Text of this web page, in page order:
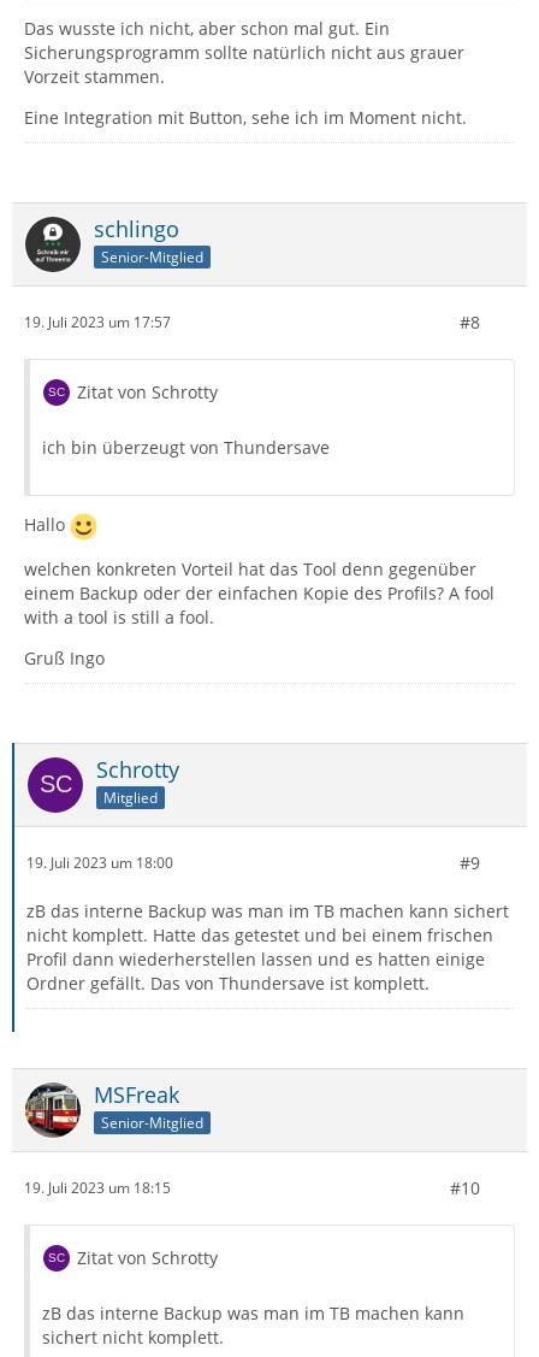
Das wusste ich nicht, aber schon mal gut. Ein
Sicherungsprogramm sollte natürlich nicht aus grauer
Vorzeit stammen.
Eine Integration mit Button, sehe ich im Moment nicht.
schlingo
Senior-Mitglied
19. Juli 2023 um 17:57 #8
Zitat von Schrotty
ich bin überzeugt von Thundersave
Hallo
welchen konkreten Vorteil hat das Tool denn gegenüber
einem Backup oder der einfachen Kopie des Profils? A fool
with a tool is still a fool.
Gruß Ingo
Schrotty
Mitglied
19. Juli 2023 um 18:00 #9
zB das interne Backup was man im TB machen kann sichert
nicht komplett. Hatte das getestet und bei einem frischen
Profil dann wiederherstellen lassen und es hatten einige
Ordner gefällt. Das von Thundersave ist komplett.
MSFreak
Senior-Mitglied
19. Juli 2023 um 18:15 #10
Zitat von Schrotty
zB das interne Backup was man im TB machen kann
sichert nicht komplett.